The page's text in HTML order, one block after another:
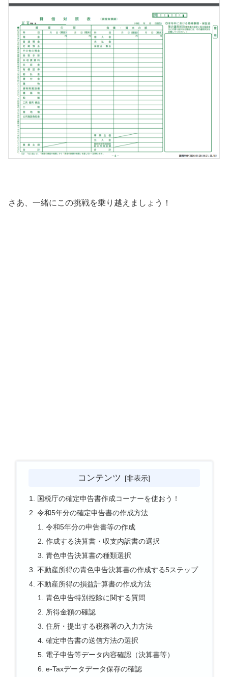
さあ、一緒にこの挑戦を乗り越えましょう！
コンテンツ
国税庁の確定申告書作成コーナーを使おう！
令和5年分の確定申告書の作成方法
令和5年分の申告書等の作成
作成する決算書・収支内訳書の選択
青色申告決算書の種類選択
不動産所得の青色申告決算書の作成する5ステップ
不動産所得の損益計算書の作成方法
青色申告特別控除に関する質問
所得金額の確認
住所・提出する税務署の入力方法
確定申告書の送信方法の選択
電子申告等データ内容確認（決算書等）
e-Taxデータデータ保存の確認